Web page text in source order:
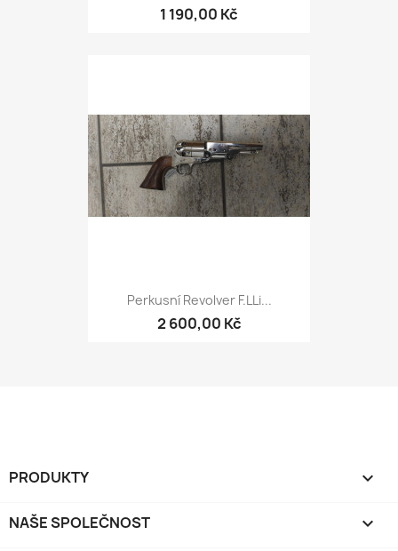
1 190,00 Kč
Perkusní Revolver F.LLi...
2 600,00 Kč
PRODUKTY 
NAŠE SPOLEČNOST 